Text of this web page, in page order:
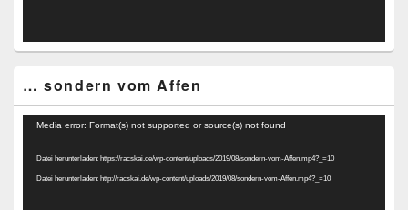
… sondern vom Affen
Video-
Media error: Format(s) not supported or source(s) not found
Datei herunterladen: https://racskai.de/wp-content/uploads/2019/08/sondern-vom-Affen.mp4?_=10
Datei herunterladen: http://racskai.de/wp-content/uploads/2019/08/sondern-vom-Affen.mp4?_=10